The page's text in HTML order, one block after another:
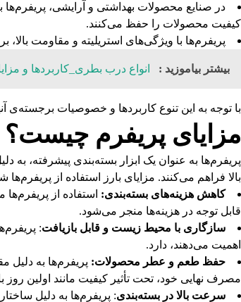
در صنایع محصولات بهداشتی و آرایشی،
کیفیت محصولات را حفظ می‌کنند.
پریفرم‌ها با ویژگی‌های استریلیته و مقاومت
بیشتر بیاموزید : انواع درب بطری_کاربردها و
با توجه به این تنوع کاربردها و خصوصیات برجسته‌ی
مزایای پریفرم چیست؟
پریفرم‌ها به عنوان یک ابزار بسته‌بندی پیشرفته، به
بالا فراهم می‌کنند. مزایای بارز استفاده از
کاهش هزینه‌های بسته‌بندی: استفاده از
قابل توجه در هزینه‌ها منجر می‌شود.
سازگاری با محیط زیست و قابل بازیافت
اهمیت می‌دهند، دارد.
حفظ طعم و عطر محصولات: پریفرم‌ها به
مصرف نهایی خود، تحت تأثیر کیفیت مانند اولین روز
سرعت بالا در بسته‌بندی: پریفرم‌ها به دلیل